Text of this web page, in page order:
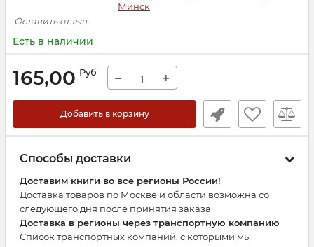
Минск
Оставить отзыв
Есть в наличии
165,00 Руб − +
Добавить в корзину
Способы доставки
Доставим книги во все регионы России!
Доставка товаров по Москве и области возможна со
следующего дня после принятия заказа
Доставка в регионы через транспортную компанию
Список транспортных компаний, с которыми мы